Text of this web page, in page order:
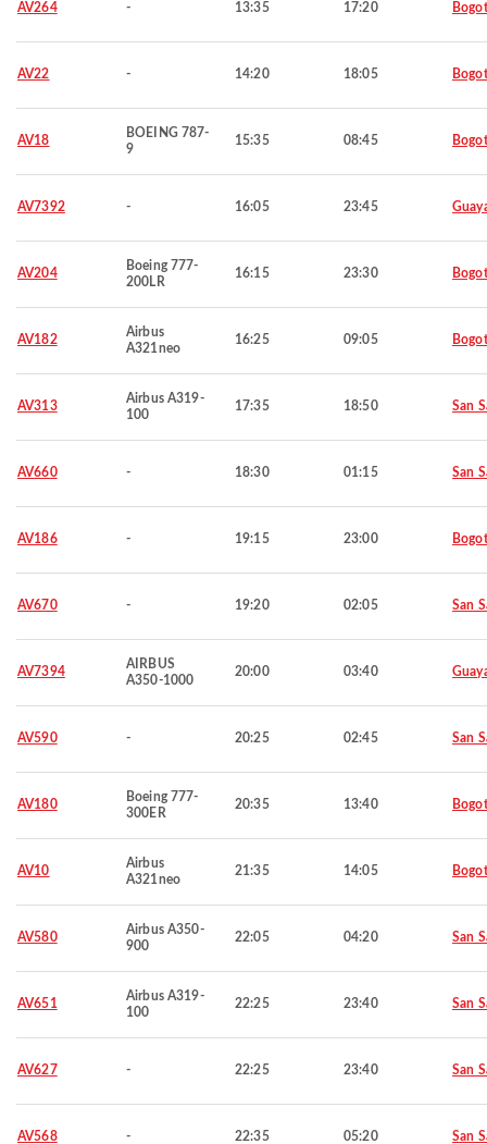
AV264 - 13:35 17:20
AV22 - 14:20 18:05
AV18
BOEING 787-
9
15:35 08:45
AV7392 - 16:05 23:45
AV204
Boeing 777-
200LR
16:15 23:30
AV182
Airbus
A321neo
16:25 09:05
AV313
Airbus A319-
100
17:35 18:50 San
AV660 - 18:30 01:15 San
AV186 - 19:15 23:00
AV670 - 19:20 02:05 San
AV7394
AIRBUS
A350-1000
20:00 03:40
AV590 - 20:25 02:45 San
AV180
Boeing 777-
300ER
20:35 13:40
AV10
Airbus
A321neo
21:35 14:05
AV580
Airbus A350-
900
22:05 04:20 San
AV651
Airbus A319-
100
22:25 23:40 San
AV627 - 22:25 23:40 San
AV568 - 22:35 05:20 San